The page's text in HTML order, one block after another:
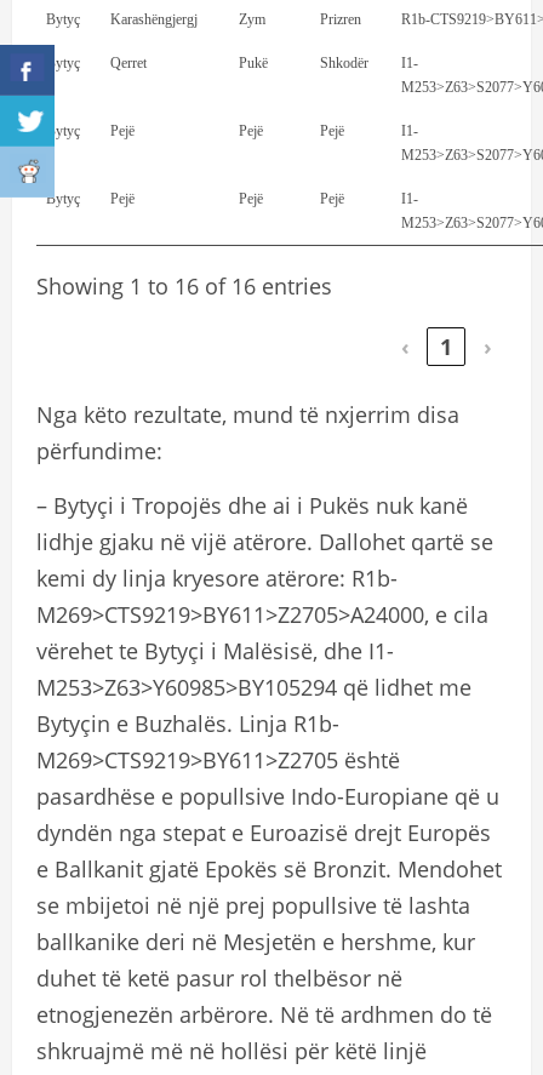
Bytyç Karashëngjergj Zym Prizren R1b-
Bytyç Qerret Pukë Shkodër
I1-
Bytyç Pejë Pejë Pejë
I1-
Bytyç Pejë Pejë Pejë
I1-
Showing 1 to 16 of 16 entries
‹ 1 ›
Nga këto rezultate, mund të nxjerrim disa
përfundime:
– Bytyçi i Tropojës dhe ai i Pukës nuk kanë
lidhje gjaku në vijë atërore. Dallohet qartë se
kemi dy linja kryesore atërore: R1b-
M269>CTS9219>BY611>Z2705>A24000, e cila
vërehet te Bytyçi i Malësisë, dhe I1-
M253>Z63>Y60985>BY105294 që lidhet me
Bytyçin e Buzhalës. Linja R1b-
M269>CTS9219>BY611>Z2705 është
pasardhëse e popullsive Indo-Europiane që u
dyndën nga stepat e Euroazisë drejt Europës
e Ballkanit gjatë Epokës së Bronzit. Mendohet
se mbijetoi në një prej popullsive të lashta
ballkanike deri në Mesjetën e hershme, kur
duhet të ketë pasur rol thelbësor në
etnogjenezën arbërore. Në të ardhmen do të
shkruajmë më në hollësi për këtë linjë